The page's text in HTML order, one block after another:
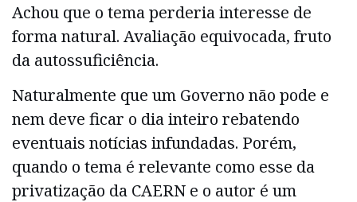
Achou que o tema perderia interesse de
forma natural. Avaliação equivocada, fruto
da autossuficiência.
Naturalmente que um Governo não pode e
nem deve ficar o dia inteiro rebatendo
eventuais notícias infundadas. Porém,
quando o tema é relevante como esse da
privatização da CAERN e o autor é um